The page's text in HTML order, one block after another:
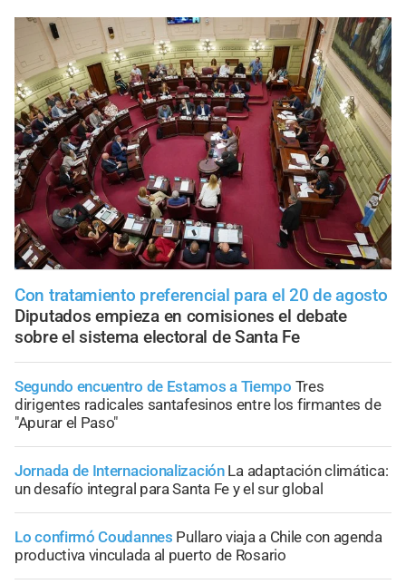
Con tratamiento preferencial para el 20 de agosto
Diputados empieza en comisiones el debate
sobre el sistema electoral de Santa Fe
Segundo encuentro de Estamos a Tiempo Tres
dirigentes radicales santafesinos entre los firmantes de
"Apurar el Paso"
Jornada de Internacionalización La adaptación climática:
un desafío integral para Santa Fe y el sur global
Lo confirmó Coudannes Pullaro viaja a Chile con agenda
productiva vinculada al puerto de Rosario